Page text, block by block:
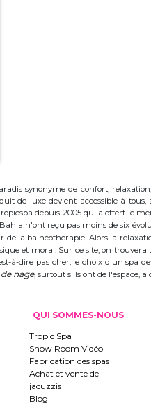
synonyme de confort,
de luxe devient accessible à
depuis 2005 qui a offert le
n'ont reçu pas moins de six
de la balnéothérapie. Alors la
et moral. Sur ce site, on trouvera
à-dire pas cher, le choix d'un spa
nage, surtout s'ils ont de l'espace,
QUI SOMMES-NOUS
Tropic Spa
Show Room Vidéo
Fabrication des spas
Achat et vente de
jacuzzis
Blog